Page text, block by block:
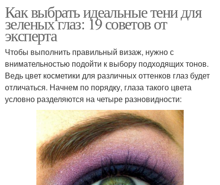
Как выбрать идеальные тени для
зеленых глаз: 19 советов от
эксперта
Чтобы выполнить правильный визаж, нужно с
внимательностью подойти к выбору подходящих тонов.
Ведь цвет косметики для различных оттенков глаз будет
отличаться. Начнем по порядку, глаза такого цвета
условно разделяются на четыре разновидности: